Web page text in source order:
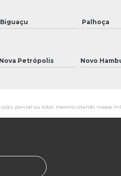
Biguaçu Palhoça
Nova Petrópolis Novo
parcial ou total, mesmo citando nossos